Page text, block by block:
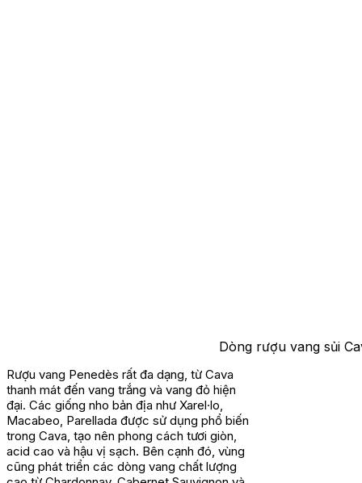
Dòng rượu vang sủi
Rượu vang Penedès rất đa dạng, từ Cava
thanh mát đến vang trắng và vang đỏ hiện
đại. Các giống nho bản địa như Xarel·lo,
Macabeo, Parellada được sử dụng phổ biến
trong Cava, tạo nên phong cách tươi giòn,
acid cao và hậu vị sạch. Bên cạnh đó, vùng
cũng phát triển các dòng vang chất lượng